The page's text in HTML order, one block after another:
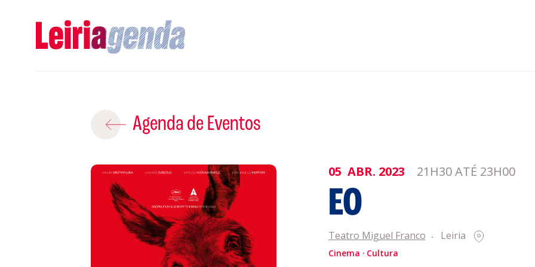
Agenda
Agenda de Eventos
05 ABR. 2023 21H30 ATÉ 23H00
EO
Teatro Miguel Franco Leiria
Cinema Cultura
ROTEIROS EXISTENTES
CRIAR NOVO
Gravar